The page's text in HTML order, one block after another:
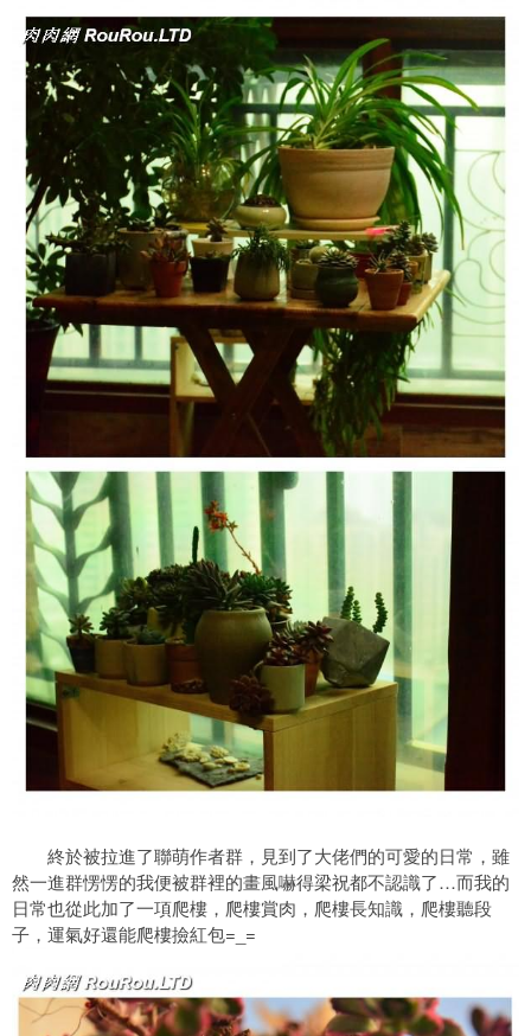
終於被拉進了聯萌作者群，見到了大佬們的可愛的日常，雖
然一進群愣愣的我便被群裡的畫風嚇得梁祝都不認識了…而我的
日常也從此加了一項爬樓，爬樓賞肉，爬樓長知識，爬樓聽段
子，運氣好還能爬樓撿紅包=_=